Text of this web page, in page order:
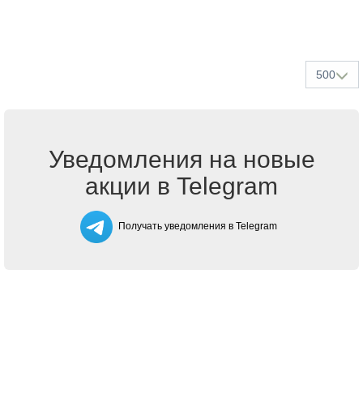
500
Уведомления на новые
акции в Telegram
Получать уведомления в Telegram